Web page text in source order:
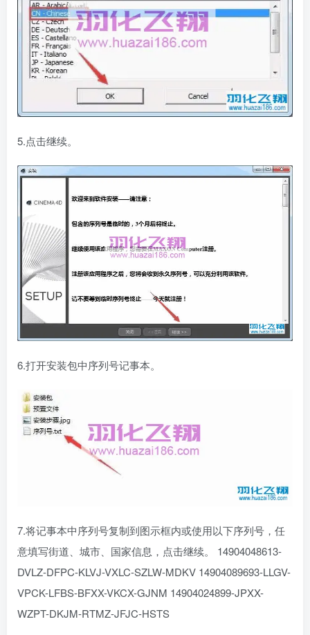
5.点击继续。
6.打开安装包中序列号记事本。
7.将记事本中序列号复制到图示框内或使用以下序列号，任
意填写街道、城市、国家信息，点击继续。 14904048613-
DVLZ-DFPC-KLVJ-VXLC-SZLW-MDKV 14904089693-LLGV-
VPCK-LFBS-BFXX-VKCX-GJNM 14904024899-JPXX-
WZPT-DKJM-RTMZ-JFJC-HSTS